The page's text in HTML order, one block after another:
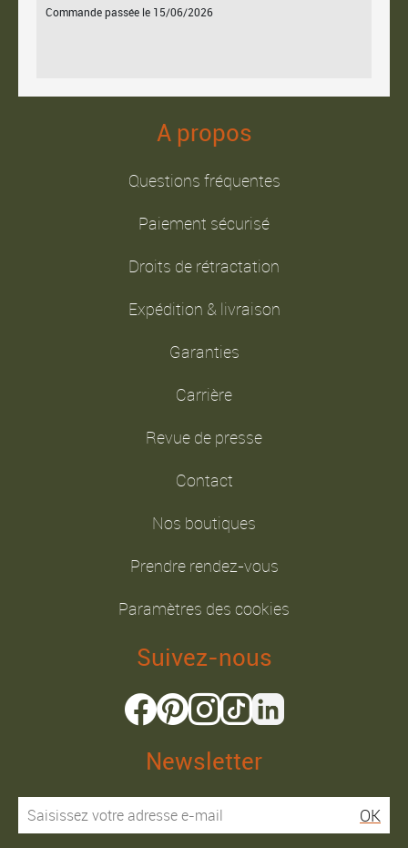
Commande passée le 15/06/2026
A propos
Questions fréquentes
Paiement sécurisé
Droits de rétractation
Expédition & livraison
Garanties
Carrière
Revue de presse
Contact
Nos boutiques
Prendre rendez-vous
Paramètres des cookies
Suivez-nous
Newsletter
OK